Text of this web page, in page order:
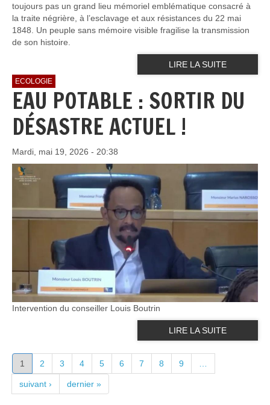
toujours pas un grand lieu mémoriel emblématique consacré à
la traite négrière, à l’esclavage et aux résistances du 22 mai
1848. Un peuple sans mémoire visible fragilise la transmission
de son histoire.
LIRE LA SUITE
ECOLOGIE
EAU POTABLE : SORTIR DU
DÉSASTRE ACTUEL !
Mardi, mai 19, 2026 - 20:38
Intervention du conseiller Louis Boutrin
LIRE LA SUITE
PAGES
1 2 3 4 5 6 7 8 9
suivant › dernier »